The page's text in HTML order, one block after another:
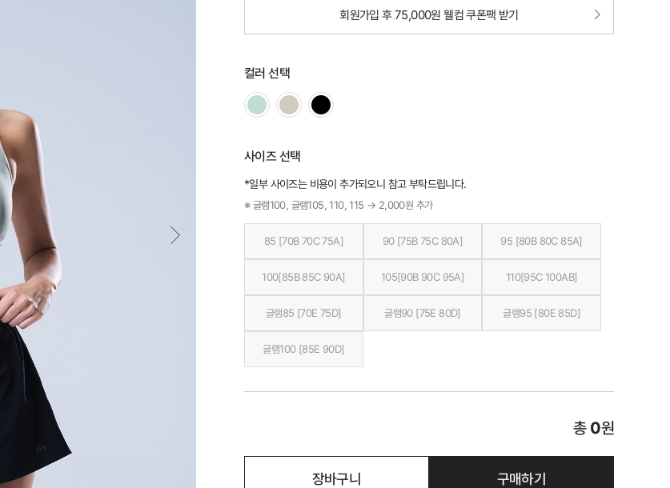
회원가입 후 75,000원 웰컴 쿠폰팩 받기
컬러 선택
사이즈 선택
*일부 사이즈는 비용이 추가되오니 참고 부탁드립니다.
※ 글램100, 글램105, 110, 115 → 2,000원 추가
85 [70B 70C 75A] 90 [75B 75C 80A] 95 [80B 80C 85A]
100[85B 85C 90A] 105[90B 90C 95A] 110[95C 100AB]
글램85 [70E 75D] 글램90 [75E 80D] 글램95 [80E 85D]
글램100 [85E 90D]
총 0원
장바구니 구매하기